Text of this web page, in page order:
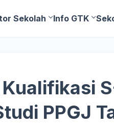
Sekolah Info GTK
PPGJ